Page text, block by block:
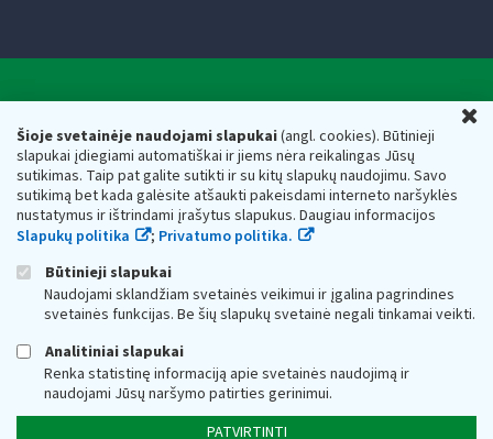
Šioje svetainėje naudojami slapukai(angl. cookies). Būtinieji
slapukai įdiegiami automatiškai ir jiems nėra reikalingas Jūsų
sutikimas. Taip pat galite sutikti ir su kitų slapukų naudojimu. Savo
sutikimą bet kada galėsite atšaukti pakeisdami interneto naršyklės
nustatymus ir ištrindami įrašytus slapukus. Daugiau informacijos
Slapukų politika
; Privatumo politika.
Būtinieji slapukai
Naudojami sklandžiam svetainės veikimui ir įgalina pagrindines
svetainės funkcijas. Be šių slapukų svetainė negali tinkamai veikti.
Analitiniai slapukai
Renka statistinę informaciją apie svetainės naudojimą ir
naudojami Jūsų naršymo patirties gerinimui.
PATVIRTINTI
Respublikos finansų ministerijos
Biudžetinė įstaiga. Juridinio asmens kodas — 188659752,
adresas: Vasario 16-osios g. 14, 01107 Vilnius, Lietuva, el.paštas:
vmi@vmi.lt, E. pristatymo dėžutės adresas 188659752
Duomenys apie Valstybinę mokesčių inspekciją prie Lietuvos
Respublikos finansų ministerijos kaupiami ir saugomi Juridinių